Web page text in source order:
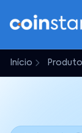
Início